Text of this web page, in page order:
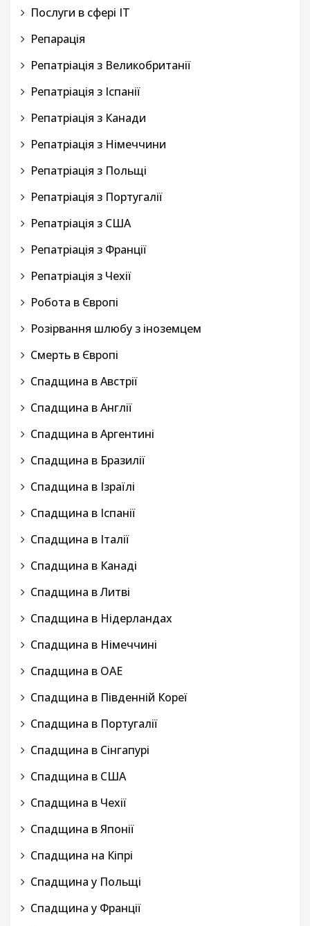
Послуги в сфері IT
Репарація
Репатріація з Великобританії
Репатріація з Іспанії
Репатріація з Канади
Репатріація з Німеччини
Репатріація з Польщі
Репатріація з Португалії
Репатріація з США
Репатріація з Франції
Репатріація з Чехії
Робота в Європі
Розірвання шлюбу з іноземцем
Смерть в Європі
Спадщина в Австрії
Спадщина в Англії
Спадщина в Аргентині
Спадщина в Бразилії
Спадщина в Ізраїлі
Спадщина в Іспанії
Спадщина в Італії
Спадщина в Канаді
Спадщина в Литві
Спадщина в Нідерландах
Спадщина в Німеччині
Спадщина в ОАЕ
Спадщина в Південній Кореї
Спадщина в Португалії
Спадщина в Сінгапурі
Спадщина в США
Спадщина в Чехії
Спадщина в Японії
Спадщина на Кіпрі
Спадщина у Польщі
Спадщина у Франції